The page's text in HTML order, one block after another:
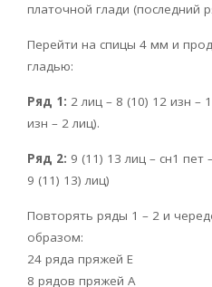
платочной глади (последний
Перейти на спицы 4 мм и
гладью:
Ряд 1: 2 лиц – 8 (10) 12 изн –
изн – 2 лиц).
Ряд 2: 9 (11) 13 лиц – сн1 пет
9 (11) 13) лиц)
Повторять ряды 1 – 2 и
образом:
24 ряда пряжей Е
8 рядов пряжей А